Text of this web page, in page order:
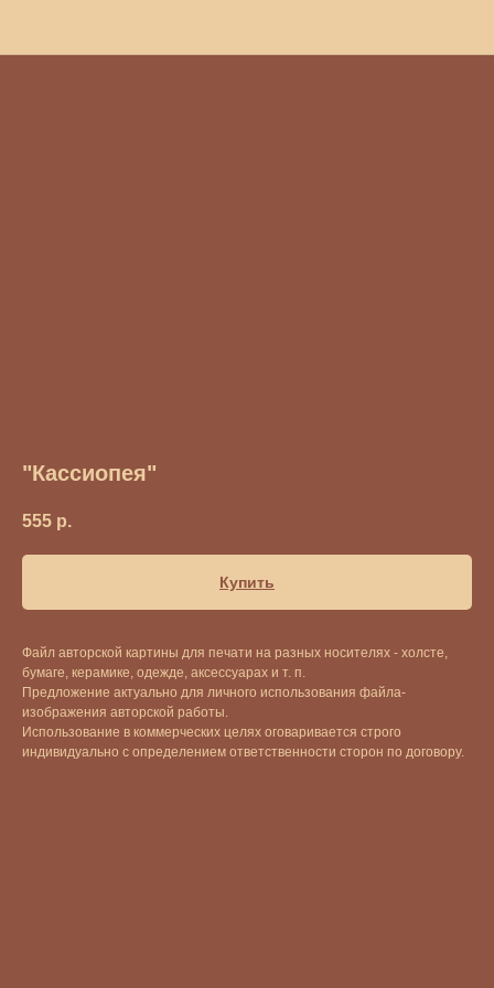
"Кассиопея"
555 р.
Купить
Файл авторской картины для печати на разных носителях - холсте,
бумаге, керамике, одежде, аксессуарах и т. п.
Предложение актуально для личного использования файла-
изображения авторской работы.
Использование в коммерческих целях оговаривается строго
индивидуально с определением ответственности сторон по договору.